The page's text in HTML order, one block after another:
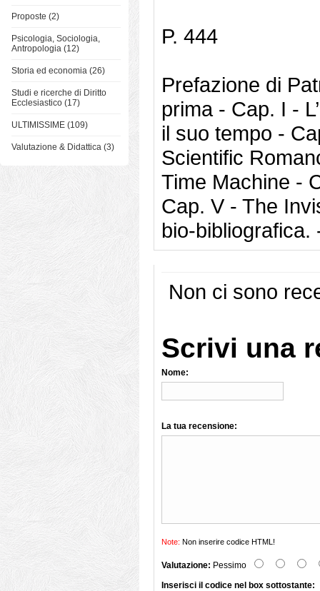
Proposte (2)
Psicologia, Sociologia,
Antropologia (12)
Storia ed economia (26)
Studi e ricerche di Diritto
Ecclesiastico (17)
ULTIMISSIME (109)
Valutazione & Didattica (3)
P. 444
Prefazione di
prima - Cap. I -
il suo tempo -
Scientific
Time Machine -
Cap. V - The
bio-bibliografica.
Non ci sono
Scrivi una
Nome:
La tua recensione:
Note: Non inserire codice HTML!
Valutazione: Pessimo
Inserisci il codice nel box sottostante: